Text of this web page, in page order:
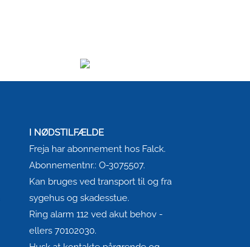
I NØDSTILFÆLDE
Freja har abonnement hos Falck.
Abonnementnr.: O-3075507.
Kan bruges ved transport til og fra
sygehus og skadesstue.
Ring alarm 112 ved akut behov -
ellers 70102030.